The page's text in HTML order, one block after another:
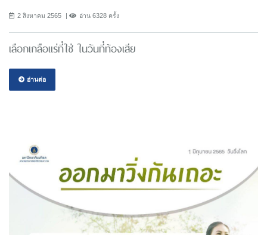
2 สิงหาคม 2565 อ่าน 6328 ครั้ง
เลือกเกลือแร่ที่ใช่ ในวันที่ท้องเสีย
อ่านต่อ